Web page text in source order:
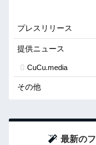
プレスリリース
提供ニュース
CuCu.media
その他
最新の